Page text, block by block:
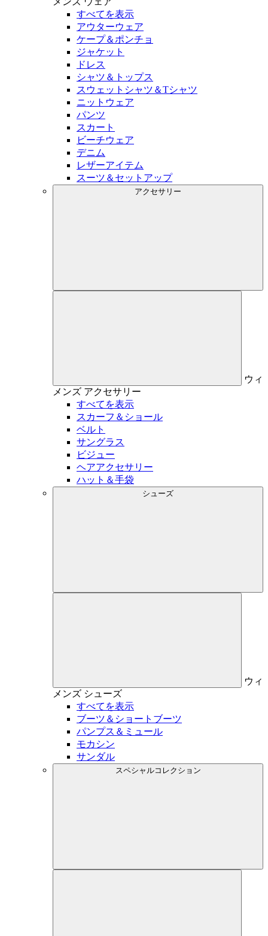
すべてを表示
アウターウェア
ケープ＆ポンチョ
ジャケット
ドレス
シャツ＆トップス
スウェットシャツ＆Tシャツ
ニットウェア
パンツ
スカート
ビーチウェア
デニム
レザーアイテム
スーツ＆セットアップ
アクセサリー
ウィ
メンズ アクセサリー
すべてを表示
スカーフ＆ショール
ベルト
サングラス
ビジュー
ヘアアクセサリー
ハット＆手袋
シューズ
ウィ
メンズ シューズ
すべてを表示
ブーツ＆ショートブーツ
パンプス＆ミュール
モカシン
サンダル
スペシャルコレクション